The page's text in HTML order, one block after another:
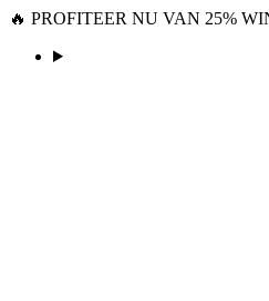
🔥 PROFITEER NU VAN 25%